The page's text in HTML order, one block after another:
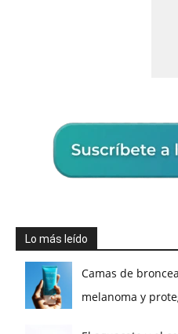
Lo más leído
Camas de
melanoma y